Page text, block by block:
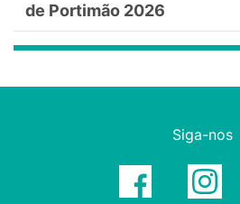
de Portimão 2026
Siga-nos